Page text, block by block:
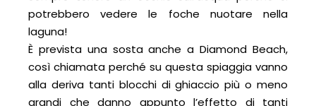
potrebbero vedere le foche nuotare nella
laguna!
È prevista una sosta anche a Diamond Beach,
così chiamata perché su questa spiaggia vanno
alla deriva tanti blocchi di ghiaccio più o meno
grandi che danno appunto l’effetto di tanti